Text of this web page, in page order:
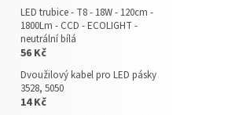
LED trubice - T8 - 18W - 120cm -
1800Lm - CCD - ECOLIGHT -
neutrální bílá
56 Kč
Dvoužilový kabel pro LED pásky
3528, 5050
14 Kč